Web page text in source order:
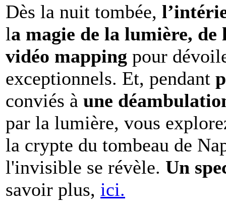
Dès la nuit tombée,
la magie de la lumière,
vidéo mapping pour
exceptionnels. Et, pendant
conviés à une
par la lumière, vous
la crypte du tombeau de
l'invisible se révèle. Un
savoir plus, ici.